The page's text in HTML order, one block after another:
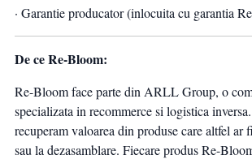
· Garantie producator (inlocuita cu garantia
De ce Re-Bloom:
Re-Bloom face parte din ARLL Group, o
specializata in recommerce si logistica
recuperam valoarea din produse care altfel ar
sau la dezasamblare. Fiecare produs Re-